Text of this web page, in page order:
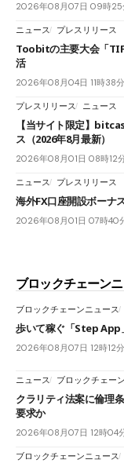
2026年08月07日 09時25
ニュース プレスリリース
Toobitの主要大会「
活
2026年08月04日 11時38分
プレスリリース ニュース
【当サイト限定】
ス（2026年8月最新）
2026年08月01日 08時12
ニュース プレスリリース
海外FX口座開設ボーナ
2026年08月01日 07時40
ブロックチェーン
ブロックチェーンニュース
歩いて稼ぐ「Step App
2026年08月07日 12時12分
ニュース ブロックチェー
クラリティ法案に倫理
要求か
2026年08月07日 12時04
ブロックチェーンニュース